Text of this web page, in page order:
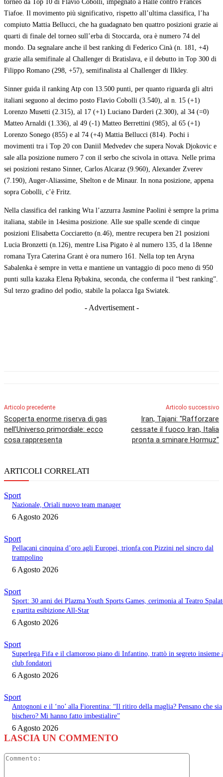
torneo da Top 10 di Flavio Cobolli, impegnato a Halle contro Frances
Tiafoe. Il movimento più significativo, rispetto all’ultima classifica, l’ha
compiuto Mattia Bellucci, che ha guadagnato ben quattro posizioni grazie ai
quarti di finale del torneo sull’erba di Stoccarda, ora è numero 74 del
mondo. Da segnalare anche il best ranking di Federico Cinà (n. 181, +4)
grazie alla semifinale al Challenger di Bratislava, e il debutto in Top 300 di
Filippo Romano (298, +57), semifinalista al Challenger di Ilkley.
Sinner guida il ranking Atp con 13.500 punti, per quanto riguarda gli altri
italiani seguono al decimo posto Flavio Cobolli (3.540), al n. 15 (+1)
Lorenzo Musetti (2.315), al 17 (+1) Luciano Darderi (2.300), al 34 (=0)
Matteo Arnaldi (1.336), al 49 (-1) Matteo Berrettini (985), al 65 (+1)
Lorenzo Sonego (855) e al 74 (+4) Mattia Bellucci (814). Pochi i
movimenti tra i Top 20 con Daniil Medvedev che supera Novak Djokovic e
sale alla posizione numero 7 con il serbo che scivola in ottava. Nelle prima
sei posizioni restano Sinner, Carlos Alcaraz (9.960), Alexander Zverev
(7.190), Auger-Aliassime, Shelton e de Minaur. In nona posizione, appena
sopra Cobolli, c’è Fritz.
Nella classifica del ranking Wta l’azzurra Jasmine Paolini è sempre la prima
italiana, stabile in 14esima posizione. Alle sue spalle scende di cinque
posizioni Elisabetta Cocciaretto (n.46), mentre recupera ben 21 posizioni
Lucia Bronzetti (n.126), mentre Lisa Pigato è al numero 135, d la 18enne
romana Tyra Caterina Grant è ora numero 161. Nella top ten Aryna
Sabalenka è sempre in vetta e mantiene un vantaggio di poco meno di 950
punti sulla kazaka Elena Rybakina, seconda, che conferma il “best ranking”.
Sul terzo gradino del podio, stabile la polacca Iga Swiatek.
- Advertisement -
Articolo precedente
Scoperta enorme riserva di gas
nell'Universo primordiale: ecco
cosa rappresenta
Articolo successivo
Iran, Tajani: "Rafforzare
cessate il fuoco Iran, Italia
pronta a sminare Hormuz"
ARTICOLI CORRELATI
Sport
Nazionale, Oriali nuovo team manager
6 Agosto 2026
Sport
Pellacani cinquina d’oro agli Europei, trionfa con Pizzini nel sincro dal
trampolino
6 Agosto 2026
Sport
Sport: 30 anni dei Plazma Youth Sports Games, cerimonia al Teatro
e partita esibizione All-Star
6 Agosto 2026
Sport
Superlega Fifa e il clamoroso piano di Infantino, trattò in segreto insieme
club fondatori
6 Agosto 2026
Sport
Antognoni e il ‘no’ alla Fiorentina: “Il ritiro della maglia? Pensano che sia
bischero? Mi hanno fatto imbestialire”
6 Agosto 2026
LASCIA UN COMMENTO